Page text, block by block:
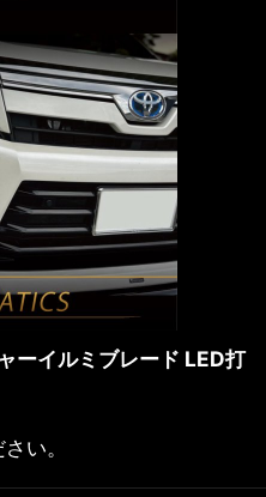
ーイルミブレード LED打
い。